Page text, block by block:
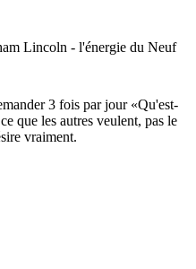
Lincoln - l'énergie du Neuf
3 fois par jour «Qu'est-
que les autres veulent, pas le
vraiment.